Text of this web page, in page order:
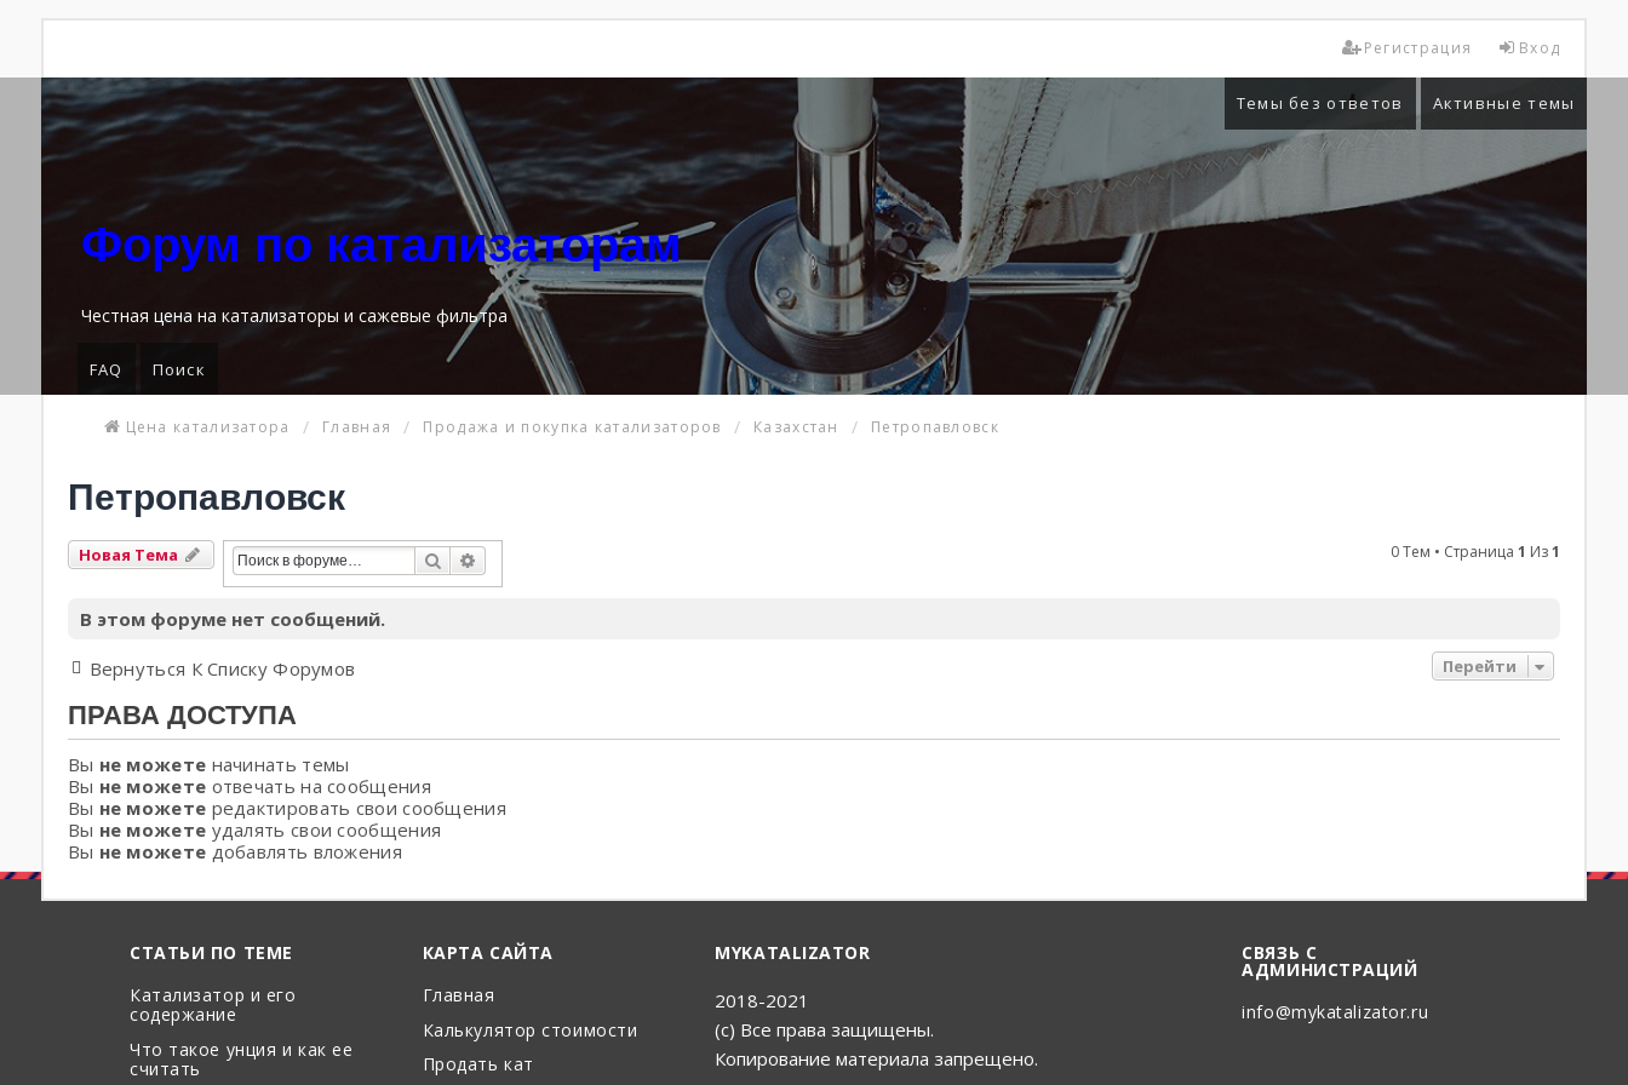
Вход
Регистрация
Темы без ответов Активные темы
Форум по катализаторам
Честная цена на катализаторы и сажевые фильтра
FAQ Поиск
Цена катализатора Главная Продажа и покупка катализаторов Казахстан Петропавловск
Петропавловск
Новая Тема Поиск 0 Тем • Страница1 Из1
В этом форуме нет сообщений.
Вернуться К Списку Форумов Перейти
ПРАВА ДОСТУПА
Вы не можете начинать темы
Вы не можете отвечать на сообщения
Вы не можете редактировать свои сообщения
Вы не можете удалять свои сообщения
Вы не можете добавлять вложения
СТАТЬИ ПО ТЕМЕ
Катализатор и его
содержание
Что такое унция и как ее
считать
КАРТА САЙТА
Главная
Калькулятор стоимости
Продать кат
MYKATALIZATOR
2018-2021
(с) Все права защищены.
Копирование материала запрещено.
СВЯЗЬ С
АДМИНИСТРАЦИЙ
info@mykatalizator.ru